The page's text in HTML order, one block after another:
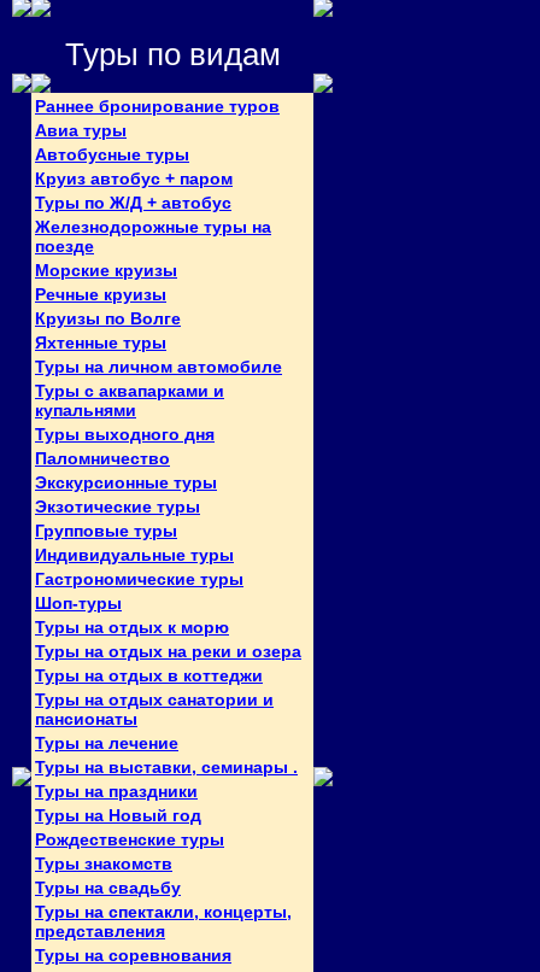
Туры по видам
Раннее бронирование туров
Авиа туры
Автобусные туры
Круиз автобус + паром
Туры по Ж/Д + автобус
Железнодорожные туры на
поезде
Морские круизы
Речные круизы
Круизы по Волге
Яхтенные туры
Туры на личном автомобиле
Туры с аквапарками и
купальнями
Туры выходного дня
Паломничество
Экскурсионные туры
Экзотические туры
Групповые туры
Индивидуальные туры
Гастрономические туры
Шоп-туры
Туры на отдых к морю
Туры на отдых на реки и озера
Туры на отдых в коттеджи
Туры на отдых санатории и
пансионаты
Туры на лечение
Туры на выставки, семинары .
Туры на праздники
Туры на Новый год
Рождественские туры
Туры знакомств
Туры на свадьбу
Туры на спектакли, концерты,
представления
Туры на соревнования